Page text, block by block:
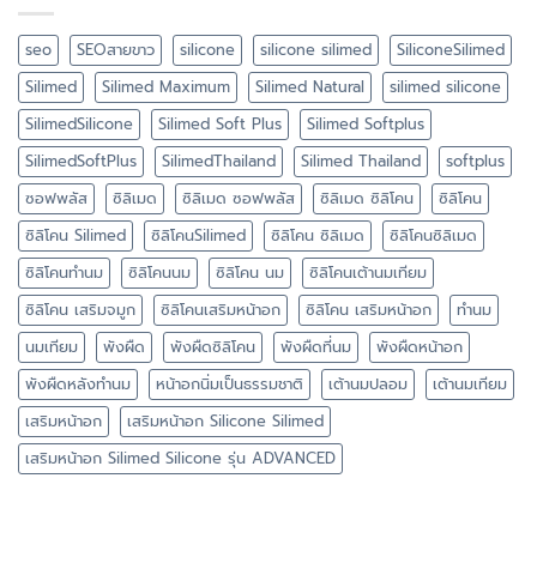
seo SEOสายขาว silicone silicone silimed
SiliconeSilimed
Silimed
Silimed Maximum Silimed Natural
silimed silicone
SilimedSilicone
Silimed Soft Plus
Silimed Softplus
SilimedSoftPlus
SilimedThailand Silimed Thailand
softplus
ซอฟพลัส
ซิลิเมด ซิลิเมด ซอฟพลัส ซิลิเมด ซิลิโคน
ซิลิโคน
ซิลิโคน Silimed
ซิลิโคนSilimed ซิลิโคน ซิลิเมด
ซิลิโคนซิลิเมด
ซิลิโคนทำนม
ซิลิโคนนม ซิลิโคน นม
ซิลิโคนเต้านมเทียม
ซิลิโคน เสริมจมูก
ซิลิโคนเสริมหน้าอก ซิลิโคน เสริมหน้าอก
ทำนม
นมเทียม
พังผืด พังผืดซิลิโคน พังผืดที่นม
พังผืดหน้าอก
พังผืดหลังทำนม
หน้าอกนิ่มเป็นธรรมชาติ เต้านมปลอม
เต้านมเทียม
เสริมหน้าอก
เสริมหน้าอก Silicone Silimed
เสริมหน้าอก Silimed Silicone รุ่น ADVANCED